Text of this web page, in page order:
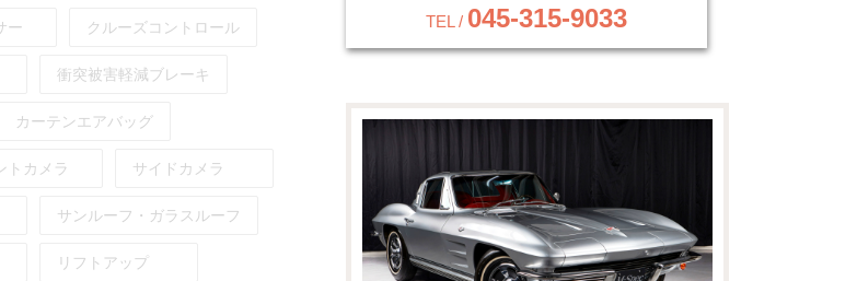
ー クルーズコントロール
衝突被害軽減ブレーキ
カーテンエアバッグ
トカメラ サイドカメラ
サンルーフ・ガラスルーフ
リフトアップ
TEL / 045-315-9033